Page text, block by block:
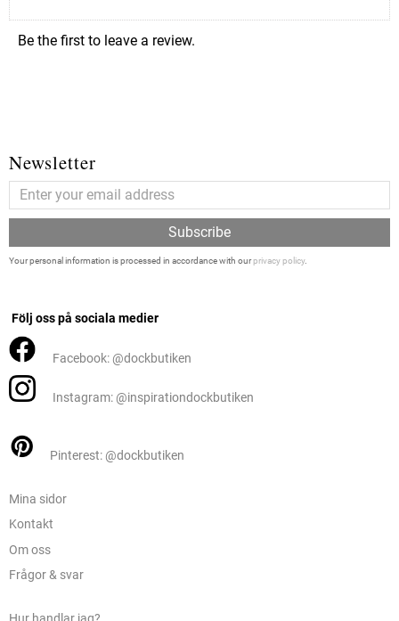
Be the first to leave a review.
Newsletter
Subscribe
Your personal information is processed in accordance with ourprivacy policy.
Följ oss på sociala medier
Facebook: @dockbutiken
Instagram: @inspirationdockbutiken
Pinterest: @dockbutiken
Mina sidor
Kontakt
Om oss
Frågor & svar